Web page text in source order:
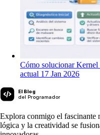
Cómo solucionar
actual 17 Jan 2026
El Blog
del Programador
Explora conmigo el fascinante
lógica y la creatividad se